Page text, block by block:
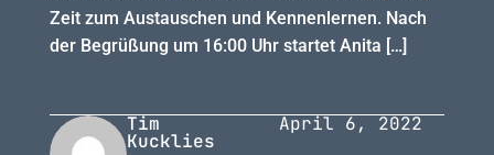
Zeit zum Austauschen und Kennenlernen. Nach
der Begrüßung um 16:00 Uhr startet Anita […]
Tim
Kucklies
April 6, 2022